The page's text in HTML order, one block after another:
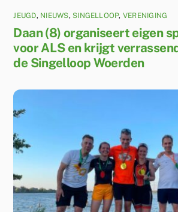
JEUGD, NIEUWS, SINGELLOOP, VERENIGING
Daan (8) organiseert eigen
voor ALS en krijgt
de Singelloop Woerden